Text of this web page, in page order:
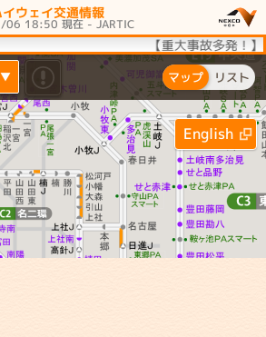
ウェイ交通情報
18:50 現在 - JARTIC
【重大事故多発！
▼ マップ リスト
English